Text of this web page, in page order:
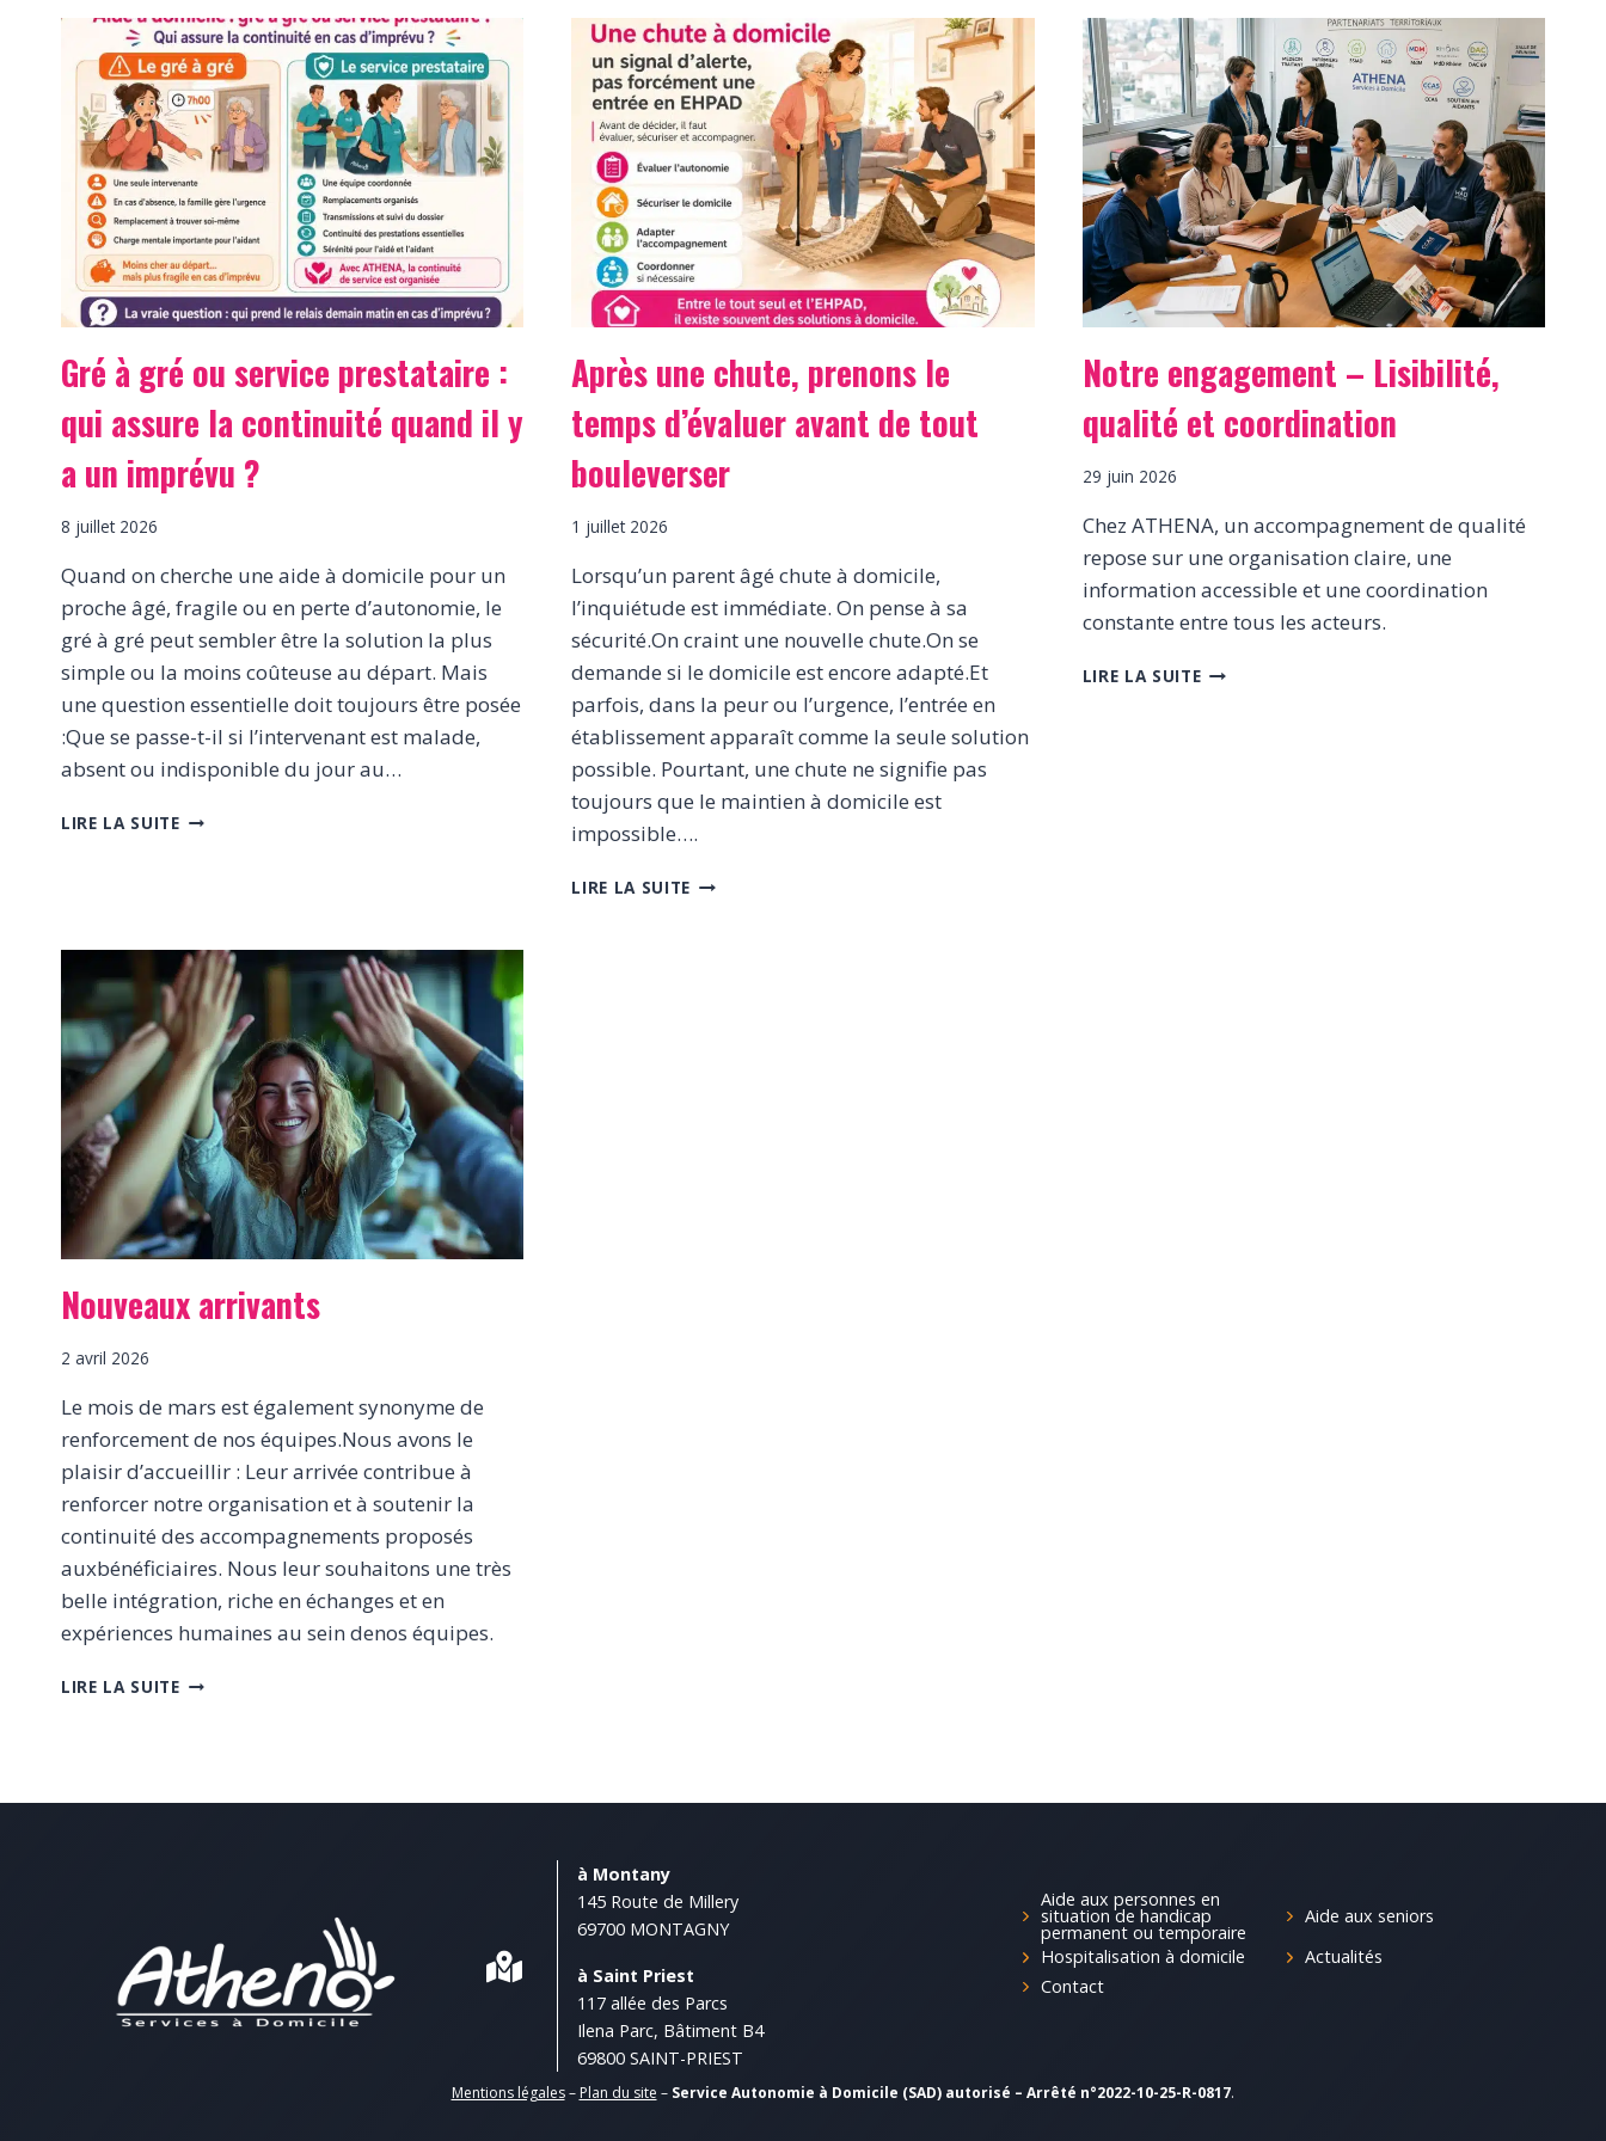
Gré à gré ou service prestataire :
qui assure la continuité quand il y
a un imprévu ?
8 juillet 2026
Quand on cherche une aide à domicile pour un
proche âgé, fragile ou en perte d’autonomie, le
gré à gré peut sembler être la solution la plus
simple ou la moins coûteuse au départ. Mais
une question essentielle doit toujours être posée
:Que se passe-t-il si l’intervenant est malade,
absent ou indisponible du jour au…
LIRE LA SUITEGRÉ
:
QUI
ASSURE
LA
CONTINUITÉ
QUAND
IL
Y
A
UN
IMPRÉVU
?
Après une chute, prenons le
temps d’évaluer avant de tout
bouleverser
1 juillet 2026
Lorsqu’un parent âgé chute à domicile,
l’inquiétude est immédiate. On pense à sa
sécurité.On craint une nouvelle chute.On se
demande si le domicile est encore adapté.Et
parfois, dans la peur ou l’urgence, l’entrée en
établissement apparaît comme la seule solution
possible. Pourtant, une chute ne signifie pas
toujours que le maintien à domicile est
impossible….
LIRE LA SUITE APRÈS
Notre engagement – Lisibilité,
qualité et coordination
29 juin 2026
Chez ATHENA, un accompagnement de qualité
repose sur une organisation claire, une
information accessible et une coordination
constante entre tous les acteurs.
LIRE LA SUITENOTRE
Nouveaux arrivants
2 avril 2026
Le mois de mars est également synonyme de
renforcement de nos équipes.Nous avons le
plaisir d’accueillir : Leur arrivée contribue à
renforcer notre organisation et à soutenir la
continuité des accompagnements proposés
auxbénéficiaires. Nous leur souhaitons une très
belle intégration, riche en échanges et en
expériences humaines au sein denos équipes.
LIRE LA SUITENOUVEAUX
à Montany
145 Route de Millery
69700 MONTAGNY
à Saint Priest
117 allée des Parcs
Ilena Parc, Bâtiment B4
69800 SAINT-PRIEST
Aide aux personnes en
situation de handicap
permanent ou temporaire
Aide aux seniors
Hospitalisation à domicile
Actualités
Contact
Mentions légales– Plan du site – Service Autonomie à Domicile (SAD) autorisé – Arrêté n°2022-10-25-R-0817.